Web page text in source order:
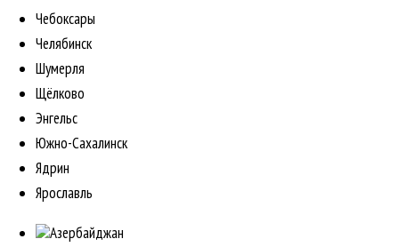
Чебоксары
Челябинск
Шумерля
Щёлково
Энгельс
Южно-Сахалинск
Ядрин
Ярославль
Азербайджан